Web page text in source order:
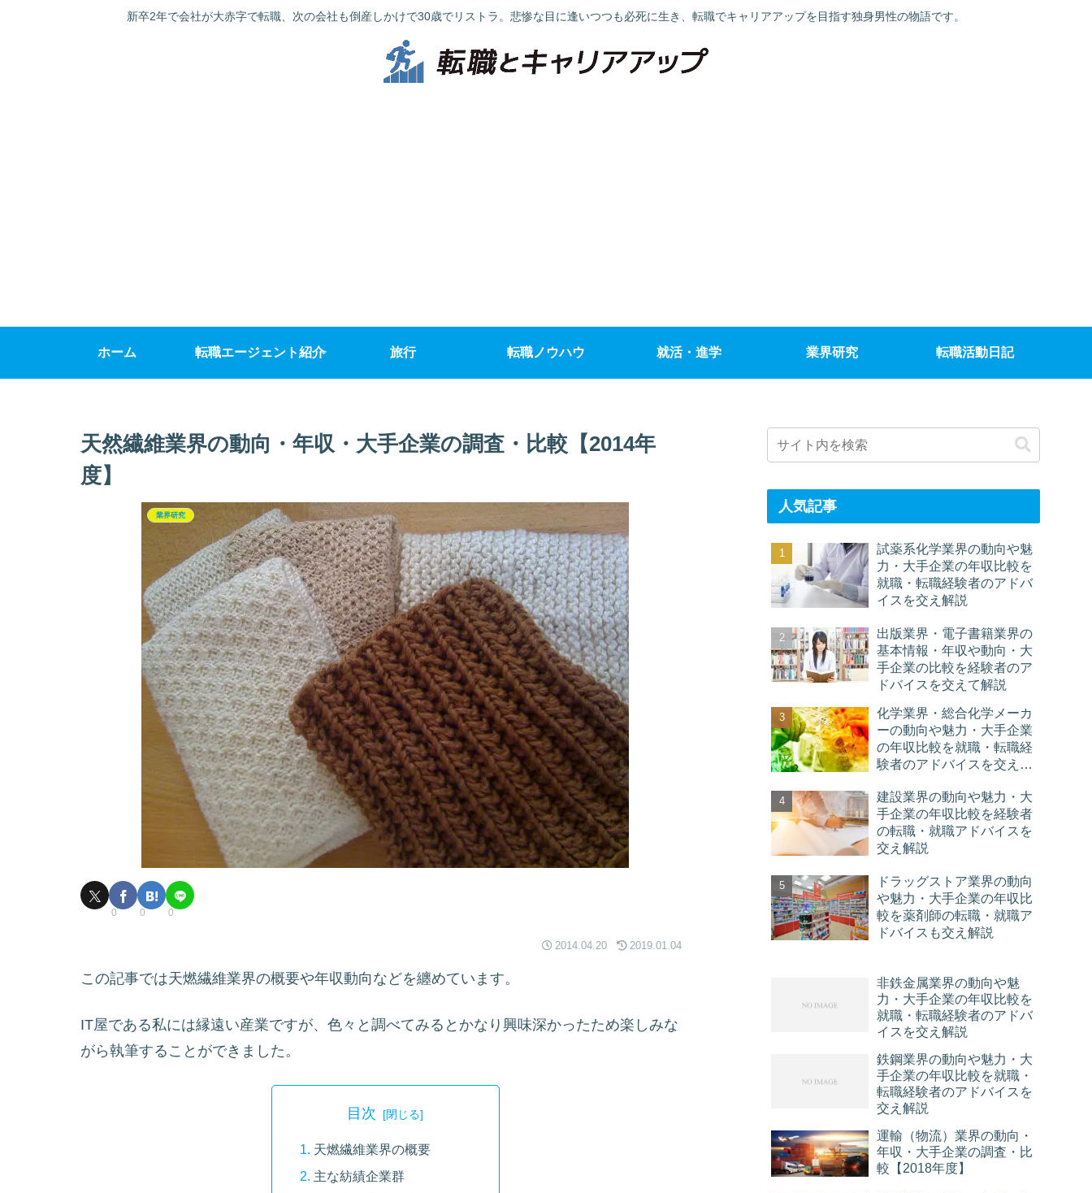
新卒2年で会社が大赤字で転職、次の会社も倒産しかけで30歳でリストラ。悲惨な目に逢いつつも必死に生き、転職でキャリアアップを目指す独身男性の物語です。
ホーム 転職エージェント紹介 旅行 転職ノウハウ 就活・進学 業界研究 転職活動日記
天然繊維業界の動向・年収・大手企業の調査・比較【2014年
度】
業界研究
0 0 0
2014.04.20 2019.01.04
この記事では天燃繊維業界の概要や年収動向などを纏めています。
IT屋である私には縁遠い産業ですが、色々と調べてみるとかなり興味深かったため楽しみな
がら執筆することができました。
目次
天燃繊維業界の概要
主な紡績企業群
人気記事
試薬系化学業界の動向や魅
力・大手企業の年収比較を
就職・転職経験者のアドバ
イスを交え解説
出版業界・電子書籍業界の
基本情報・年収や動向・大
手企業の比較を経験者のア
ドバイスを交えて解説
化学業界・総合化学メーカ
ーの動向や魅力・大手企業
の年収比較を就職・転職経
験者のアドバイスを交え解
建設業界の動向や魅力・大
手企業の年収比較を経験者
の転職・就職アドバイスを
交え解説
ドラッグストア業界の動向
や魅力・大手企業の年収比
較を薬剤師の転職・就職ア
ドバイスも交え解説
非鉄金属業界の動向や魅
力・大手企業の年収比較を
就職・転職経験者のアドバ
イスを交え解説
鉄鋼業界の動向や魅力・大
手企業の年収比較を就職・
転職経験者のアドバイスを
交え解説
運輸（物流）業界の動向・
年収・大手企業の調査・比
較【2018年度】